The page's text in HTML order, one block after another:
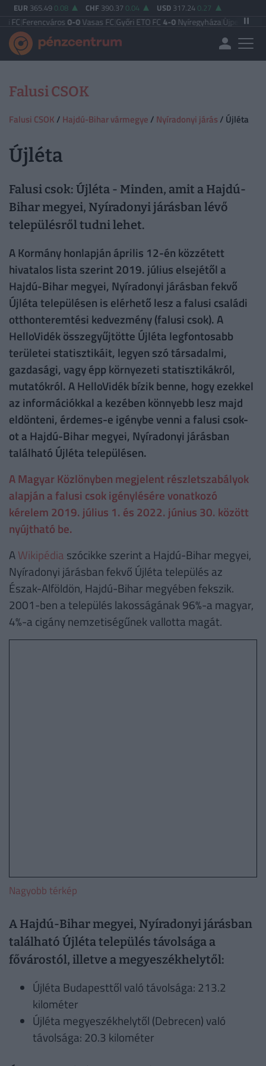
EUR 365.49 0.08 CHF 390.37 0.04 USD 317.24 0.27
Ferencváros0-0Vasas FC|Győri ETO FC4-0Nyíregyháza|Újpest FC 4-2
Falusi CSOK
Falusi CSOK / Hajdú-Bihar vármegye / Nyíradonyi járás / Újléta
Újléta
Falusi csok: Újléta - Minden, amit a Hajdú-
Bihar megyei, Nyíradonyi járásban lévő
településről tudni lehet.
A Kormány honlapján április 12-én közzétett
hivatalos lista szerint 2019. július elsejétől a
Hajdú-Bihar megyei, Nyíradonyi járásban fekvő
Újléta településen is elérhető lesz a falusi családi
otthonteremtési kedvezmény (falusi csok). A
HelloVidék összegyűjtötte Újléta legfontosabb
területei statisztikáit, legyen szó társadalmi,
gazdasági, vagy épp környezeti statisztikákról,
mutatókról. A HelloVidék bízik benne, hogy ezekkel
az információkkal a kezében könnyebb lesz majd
eldönteni, érdemes-e igénybe venni a falusi csok-
ot a Hajdú-Bihar megyei, Nyíradonyi járásban
található Újléta településen.
A Magyar Közlönyben megjelent részletszabályok
alapján a falusi csok igénylésére vonatkozó
kérelem 2019. július 1. és 2022. június 30. között
nyújtható be.
AWikipédia szócikke szerint a Hajdú-Bihar megyei,
Nyíradonyi járásban fekvő Újléta település az
Észak-Alföldön, Hajdú-Bihar megyében fekszik.
2001-ben a település lakosságának 96%-a magyar,
4%-a cigány nemzetiségűnek vallotta magát.
Nagyobb térkép
A Hajdú-Bihar megyei, Nyíradonyi járásban
található Újléta település távolsága a
fővárostól, illetve a megyeszékhelytől:
Újléta Budapesttől való távolsága: 213.2
kilométer
Újléta megyeszékhelytől (Debrecen) való
távolsága: 20.3 kilométer